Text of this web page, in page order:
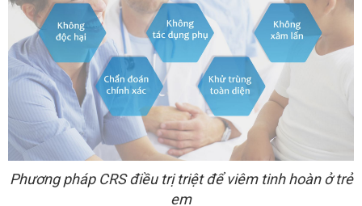
Phương pháp CRS điều trị triệt để viêm tinh hoàn ở trẻ
em